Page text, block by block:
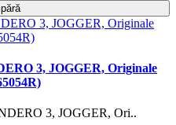
3, JOGGER, Originale
3, JOGGER, Ori..